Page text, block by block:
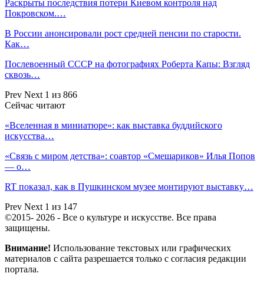
Раскрыты последствия потери Киевом контроля над
Покровском.…
В России анонсировали рост средней пенсии по старости.
Как…
Послевоенный СССР на фотографиях Роберта Капы: Взгляд
сквозь…
Prev Next 1 из 866
Сейчас читают
«Вселенная в миниатюре»: как выставка буддийского
искусства…
«Связь с миром детства»: соавтор «Смешариков» Илья Попов
— о…
RT показал, как в Пушкинском музее монтируют выставку…
Prev Next 1 из 147
©2015- 2026 - Все о культуре и искусстве. Все права
защищены.
Внимание! Использование текстовых или графических
материалов с сайта разрешается только c согласия редакции
портала.